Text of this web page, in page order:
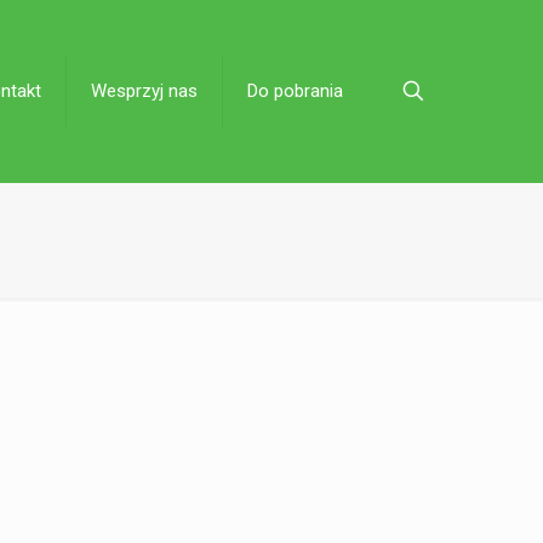
Wesprzyj nas Do pobrania